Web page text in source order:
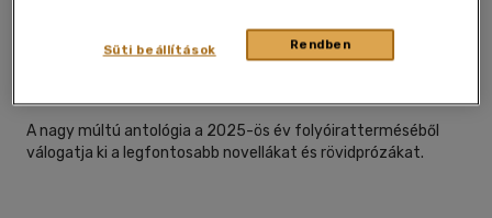
Magvető Kft.|2026|magyar nyelvű|puhatáblás,
A nagy múltú antológia a 2025-ös év folyóiratterméséből
válogatja ki a legfontosabb novellákat és rövidprózákat.
Rendben
Süti beállítások